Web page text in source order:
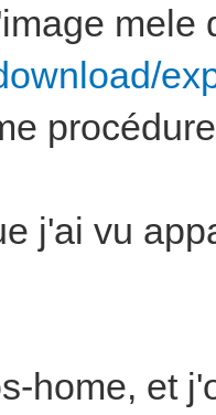
mele
j'ai vu
home, et